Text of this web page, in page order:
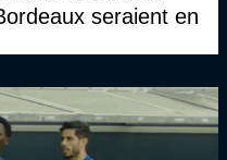
seraient en